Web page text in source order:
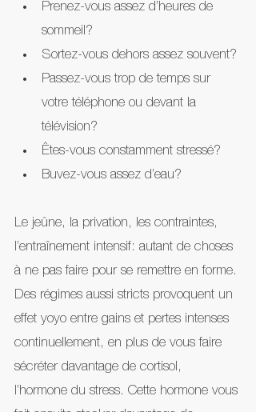
Prenez-vous assez d’heures de
sommeil?
Sortez-vous dehors assez souvent?
Passez-vous trop de temps sur
votre téléphone ou devant la
télévision?
Êtes-vous constamment stressé?
Buvez-vous assez d’eau?
Le jeûne, la privation, les contraintes,
l’entraînement intensif: autant de choses
à ne pas faire pour se remettre en forme.
Des régimes aussi stricts provoquent un
effet yoyo entre gains et pertes intenses
continuellement, en plus de vous faire
sécréter davantage de cortisol,
l’hormone du stress. Cette hormone vous